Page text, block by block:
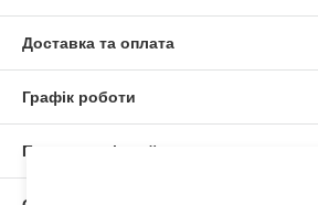
Доставка та оплата
Графік роботи
Повна версія сайту